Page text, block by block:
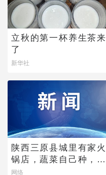
立秋的第一杯养生茶来
了
新华社
陕西三原县城里有家火
锅店，蔬菜自己种，羊
肉从盐池拉，毛肚当天
网络